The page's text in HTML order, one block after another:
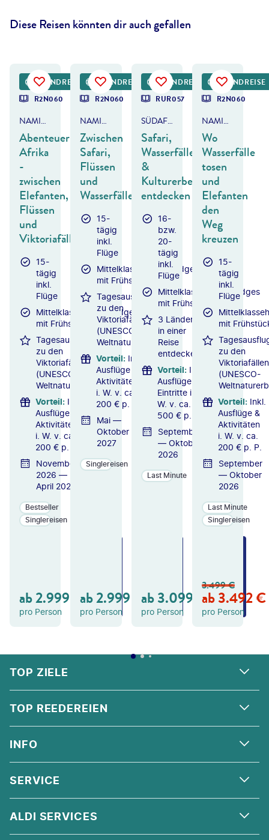
Diese Reisen könnten dir auch gefallen
DEALRUNDREISE
R2N060
NAMIBIA, BOTSWANA & SIMBABWE
Abenteuer
Afrika
-
zwischen
Elefanten,
Flüssen
und
Viktoriafällen
15-
tägig
inkl.
Flüge
Mittelklassehotels/Lodges
mit Frühstück
Tagesausflug
zu den
Viktoriafällen
(UNESCO-
Weltnaturerbe)
Vorteil: Inkl.
Ausflüge &
Aktivitäten
i. W. v. ca.
200 € p. P.
November
2026 —
April 2027
Bestseller
Singlereisen
ab2.999 €
pro Person
B
OT
DEALRUNDREISE
R2N060
NAMIBIA, BOTSWANA & SIMBABWE
Zwischen
Safari,
Flüssen
und
Wasserfällen
15-
tägig
inkl.
Flüge
Mittelklassehotels/Lodges
mit Frühstück
Tagesausflug
zu den
Viktoriafällen
(UNESCO-
Weltnaturerbe)
Vorteil: Inkl.
Ausflüge &
Aktivitäten
i. W. v. ca.
200 € p. P.
Mai —
Oktober
2027
Singlereisen
ab2.999 €
pro Person
B
OT
RUNDREISE
RUR057
SÜDAFRIKA, BOTSWANA & SIMBABWE
Safari,
Wasserfälle
&
Kulturerbe
entdecken
16-
bzw.
20-
tägig
inkl.
Flüge
Mittelklassehotels/Lodges
mit Frühstück
3 Länder
in einer
Reise
entdecken
Vorteil: Inkl.
Ausflüge &
Eintritte i.
W. v. ca.
500 € p. P.
September
— Oktober
2026
Last Minute
ab3.099 €
pro Person
GE
B
OT
DEALRUNDREISE
R2N060
NAMIBIA, BOTSWANA & SIMBABWE
Wo
Wasserfälle
tosen
und
Elefanten
den
Weg
kreuzen
15-
tägig
inkl.
Flüge
mit
zu den
Viktoriafällen
(UNESCO-
Vorteil: Inkl.
Ausflüge &
Aktivitäten
i. W. v. ca.
200 € p. P.
September
— Oktober
2026
Last Minute
Singlereisen
3.499€
ab3.492€
pro Person
TOP ZIELE
ALPEN
ANDALUSIEN
ORIENT
NORDSEE
TOP REEDEREIEN
COSTA KREUZFAHRTEN
MSC CRUISES
HOLLAND AMERICA LINE
INFO
ÜBER UNS
QUALITÄT
SERVICE
KONTAKT
ALDI SERVICES